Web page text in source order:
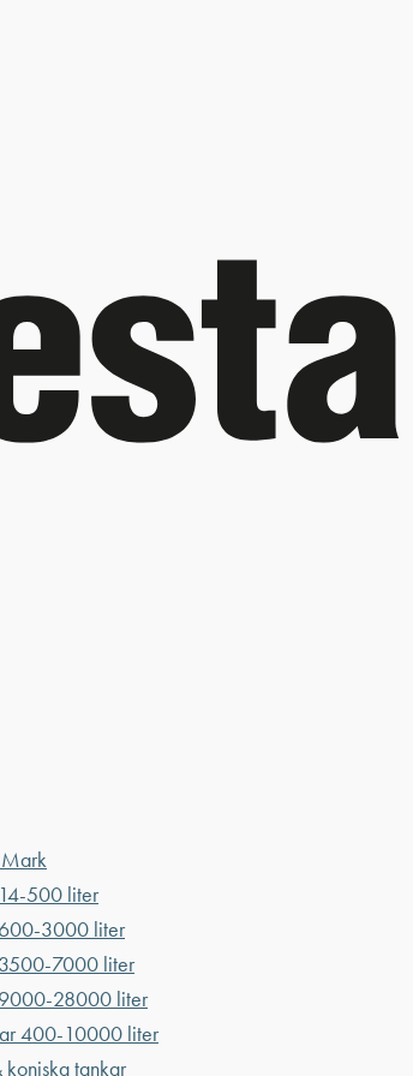
500 liter
3000 liter
7000 liter
28000 liter
400-10000 liter
tankar